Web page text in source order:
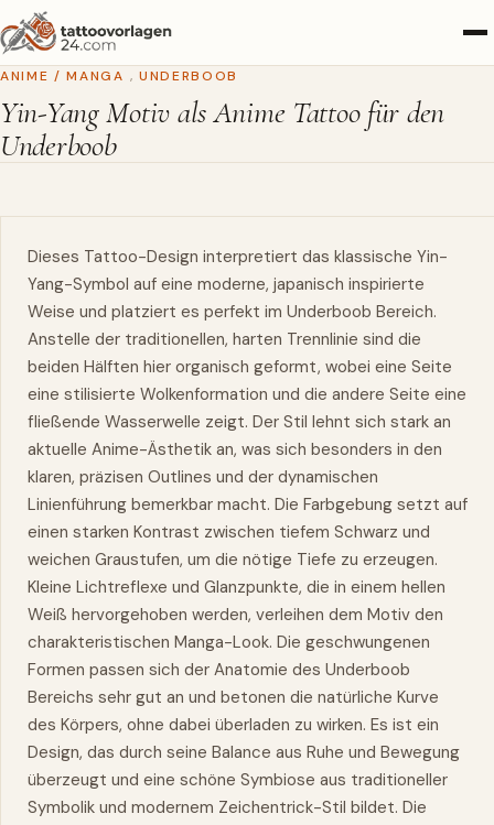
ANIME / MANGA , UNDERBOOB
Yin-Yang Motiv als Anime Tattoo für den
Underboob
Dieses Tattoo-Design interpretiert das klassische Yin-
Yang-Symbol auf eine moderne, japanisch inspirierte
Weise und platziert es perfekt im Underboob Bereich.
Anstelle der traditionellen, harten Trennlinie sind die
beiden Hälften hier organisch geformt, wobei eine Seite
eine stilisierte Wolkenformation und die andere Seite eine
fließende Wasserwelle zeigt. Der Stil lehnt sich stark an
aktuelle Anime-Ästhetik an, was sich besonders in den
klaren, präzisen Outlines und der dynamischen
Linienführung bemerkbar macht. Die Farbgebung setzt auf
einen starken Kontrast zwischen tiefem Schwarz und
weichen Graustufen, um die nötige Tiefe zu erzeugen.
Kleine Lichtreflexe und Glanzpunkte, die in einem hellen
Weiß hervorgehoben werden, verleihen dem Motiv den
charakteristischen Manga-Look. Die geschwungenen
Formen passen sich der Anatomie des Underboob
Bereichs sehr gut an und betonen die natürliche Kurve
des Körpers, ohne dabei überladen zu wirken. Es ist ein
Design, das durch seine Balance aus Ruhe und Bewegung
überzeugt und eine schöne Symbiose aus traditioneller
Symbolik und modernem Zeichentrick-Stil bildet. Die